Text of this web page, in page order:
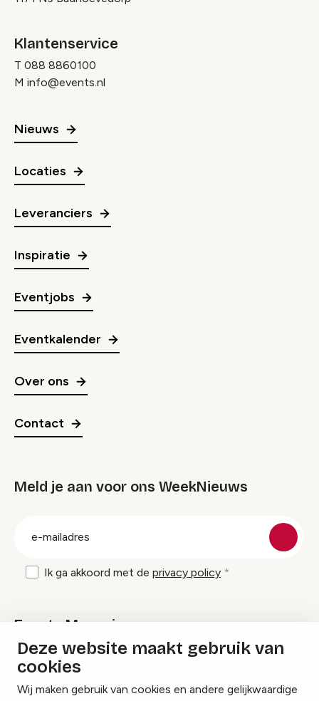
Deze website maakt gebruik van
cookies
Wij maken gebruik van cookies en andere gelijkwaardige
Klantenservice
T 088 8860100
M info@events.nl
Nieuws
Locaties
Leveranciers
Inspiratie
Eventjobs
Eventkalender
Over ons
Contact
Meld je aan voor ons WeekNieuws
Ik ga akkoord met de privacy policy
Events Magazine
Ik ontvang graag Events Magazine